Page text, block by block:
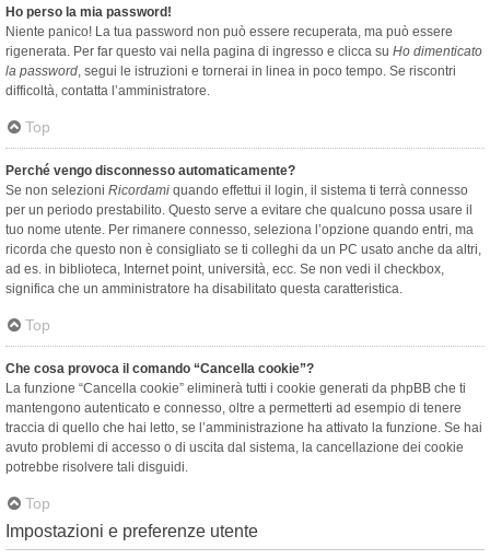
Ho perso la mia password!
Niente panico! La tua password non può essere recuperata, ma può essere
rigenerata. Per far questo vai nella pagina di ingresso e clicca su Ho dimenticato
la password, segui le istruzioni e tornerai in linea in poco tempo. Se riscontri
difficoltà, contatta l’amministratore.
Top
Perché vengo disconnesso automaticamente?
Se non selezioni Ricordami quando effettui il login, il sistema ti terrà connesso
per un periodo prestabilito. Questo serve a evitare che qualcuno possa usare il
tuo nome utente. Per rimanere connesso, seleziona l’opzione quando entri, ma
ricorda che questo non è consigliato se ti colleghi da un PC usato anche da altri,
ad es. in biblioteca, Internet point, università, ecc. Se non vedi il checkbox,
significa che un amministratore ha disabilitato questa caratteristica.
Top
Che cosa provoca il comando “Cancella cookie”?
La funzione “Cancella cookie” eliminerà tutti i cookie generati da phpBB che ti
mantengono autenticato e connesso, oltre a permetterti ad esempio di tenere
traccia di quello che hai letto, se l’amministrazione ha attivato la funzione. Se hai
avuto problemi di accesso o di uscita dal sistema, la cancellazione dei cookie
potrebbe risolvere tali disguidi.
Top
Impostazioni e preferenze utente